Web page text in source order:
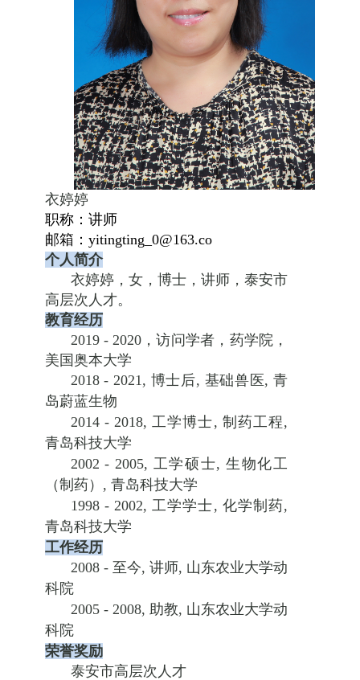
衣婷婷
职称：讲师
邮箱： yitingting_0@163.co
个人简介
衣婷婷，女，博士，讲师，泰安市
高层次人才。
教育经历
2019 - 2020，访问学者，药学院，
美国奥本大学
2018 - 2021, 博士后, 基础兽医,青
岛蔚蓝生物
2014 - 2018, 工学博士, 制药工程,
青岛科技大学
2002 - 2005, 工学硕士,生物化工
（制药） , 青岛科技大学
1998 - 2002, 工学学士, 化学制药,
青岛科技大学
工作经历
2008 - 至今, 讲师, 山东农业大学动
科院
2005 - 2008, 助教, 山东农业大学动
科院
荣誉奖励
泰安市高层次人才